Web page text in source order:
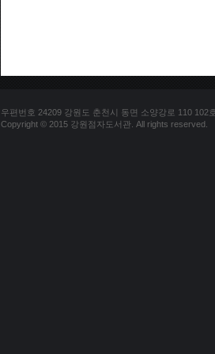
우편번호 24209 강원도 춘천시 동면 소양강로 110 102
Copyright © 2015 강원점자도서관. All rights reserved.